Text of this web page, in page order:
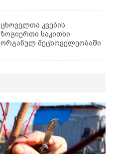
ცხოველთა კვების
ზოგიერთი საკითხი
ორგანულ მეცხოველეობაში